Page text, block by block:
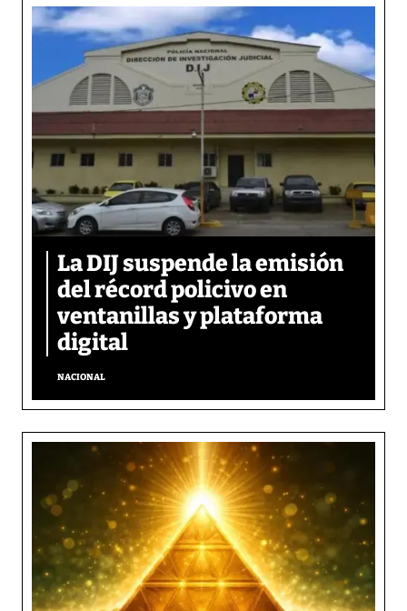
La DIJ suspende la emisión
del récord policivo en
ventanillas y plataforma
digital
NACIONAL